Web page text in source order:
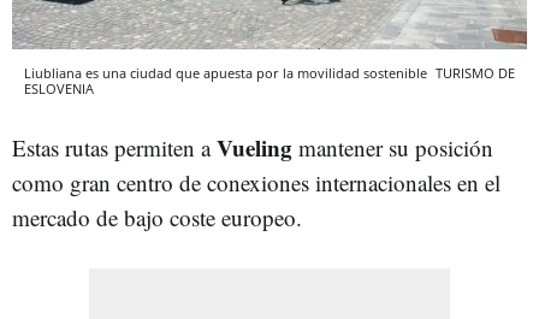
Liubliana es una ciudad que apuesta por la movilidad sostenible TURISMO DE
ESLOVENIA
Estas rutas permiten aVueling mantener su posición
como gran centro de conexiones internacionales en el
mercado de bajo coste europeo.